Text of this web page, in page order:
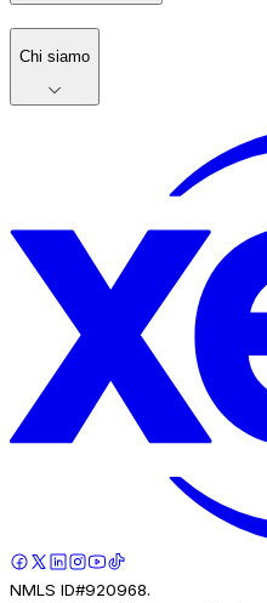
Chi siamo
NMLS ID#920968.